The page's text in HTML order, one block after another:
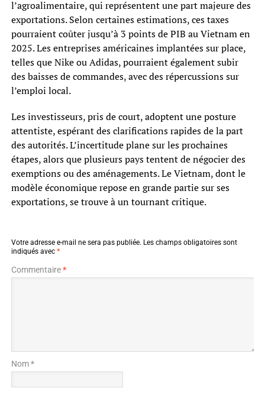
l’agroalimentaire, qui représentent une part majeure des
exportations. Selon certaines estimations, ces taxes
pourraient coûter jusqu’à 3 points de PIB au Vietnam en
2025. Les entreprises américaines implantées sur place,
telles que Nike ou Adidas, pourraient également subir
des baisses de commandes, avec des répercussions sur
l’emploi local.
Les investisseurs, pris de court, adoptent une posture
attentiste, espérant des clarifications rapides de la part
des autorités. L’incertitude plane sur les prochaines
étapes, alors que plusieurs pays tentent de négocier des
exemptions ou des aménagements. Le Vietnam, dont le
modèle économique repose en grande partie sur ses
exportations, se trouve à un tournant critique.
Votre adresse e-mail ne sera pas publiée. Les champs obligatoires sont
indiqués avec *
Commentaire*
Nom *